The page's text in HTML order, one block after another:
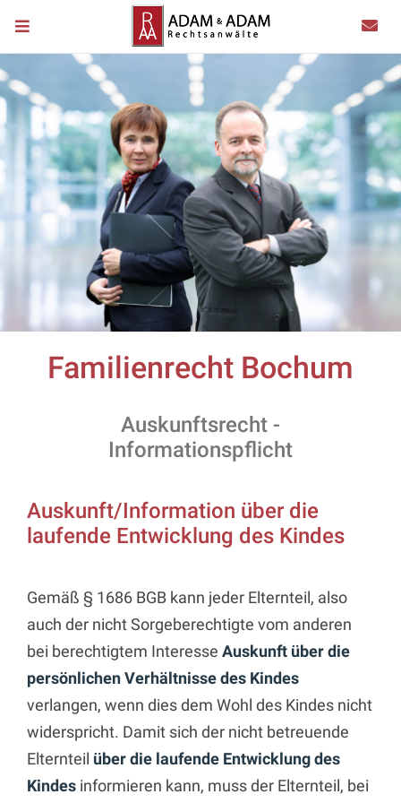
Familienrecht Bochum
Auskunftsrecht -
Informationspflicht
Auskunft/Information über die
laufende Entwicklung des Kindes
Gemäß § 1686 BGB kann jeder Elternteil, also
auch der nicht Sorgeberechtigte vom anderen
bei berechtigtem Interesse Auskunft über die
persönlichen Verhältnisse des Kindes
verlangen, wenn dies dem Wohl des Kindes nicht
widerspricht. Damit sich der nicht betreuende
Elternteil über die laufende Entwicklung des
Kindes informieren kann, muss der Elternteil, bei